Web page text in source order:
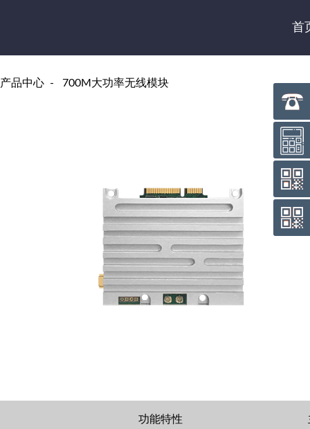
首
产品中心 700M大功率无线模块
功能特性